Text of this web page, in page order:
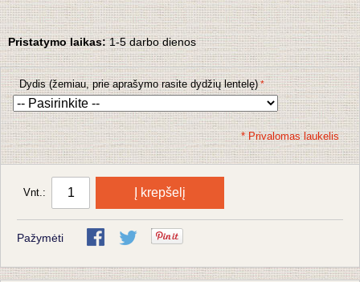
Pristatymo laikas:1-5 darbo dienos
Dydis (žemiau, prie aprašymo rasite dydžių lentelę)
* Privalomas laukelis
Vnt.: Į krepšelį
Pažymėti